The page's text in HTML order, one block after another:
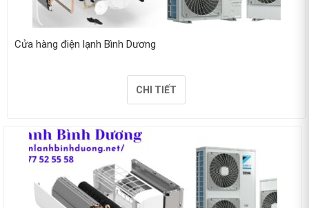
Cửa hàng điện lạnh Bình Dương
CHI TIẾT